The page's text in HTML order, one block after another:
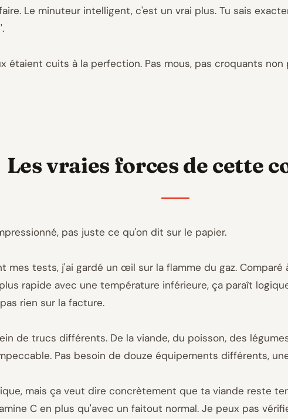
Le minuteur intelligent, c'est un vrai plus. Tu sais
étaient cuits à la perfection. Pas mous, pas croquants
Les vraies forces de cette
pas juste ce qu'on dit sur le papier.
mes tests, j'ai gardé un œil sur la flamme du gaz.
rapide avec une température inférieure, ça paraît
rien sur la facture.
de trucs différents. De la viande, du poisson, des
Pas besoin de douze équipements différents,
mais ça veut dire concrètement que ta viande reste
C en plus qu'avec un faitout normal. Je peux pas